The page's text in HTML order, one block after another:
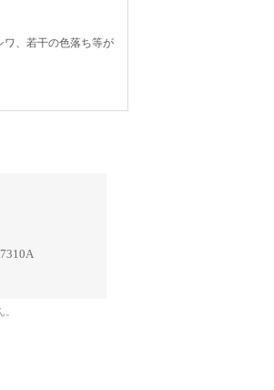
ワ、若干の色落ち等が